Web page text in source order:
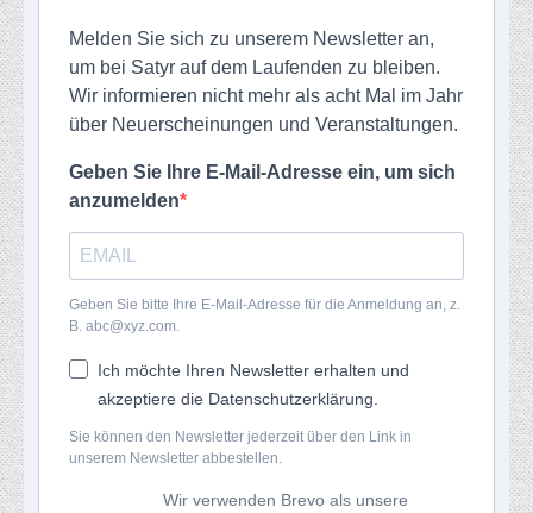
Melden Sie sich zu unserem Newsletter an,
um bei Satyr auf dem Laufenden zu bleiben.
Wir informieren nicht mehr als acht Mal im Jahr
über Neuerscheinungen und Veranstaltungen.
Geben Sie Ihre E-Mail-Adresse ein, um sich
anzumelden
Geben Sie bitte Ihre E-Mail-Adresse für die Anmeldung an, z.
B. abc@xyz.com.
Ich möchte Ihren Newsletter erhalten und
akzeptiere die Datenschutzerklärung.
Sie können den Newsletter jederzeit über den Link in
unserem Newsletter abbestellen.
Wir verwenden Brevo als unsere